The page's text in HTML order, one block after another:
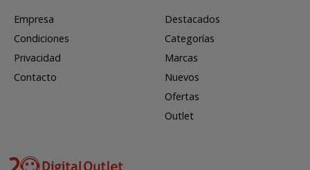
Empresa
Condiciones
Privacidad
Contacto
Destacados
Categorías
Marcas
Nuevos
Ofertas
Outlet